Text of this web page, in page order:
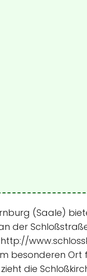
(Saale)
der
besonderen
die